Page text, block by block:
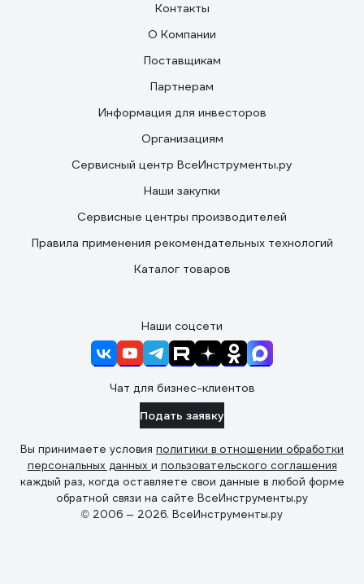
Контакты
О Компании
Поставщикам
Партнерам
Информация для инвесторов
Организациям
Сервисный центр ВсеИнструменты.ру
Наши закупки
Сервисные центры производителей
Правила применения рекомендательных технологий
Каталог товаров
Наши соцсети
Чат для бизнес-клиентов
Подать заявку
Вы принимаете условия политики в отношении обработки
персональных данных и пользовательского соглашения
каждый раз, когда оставляете свои данные в любой форме
обратной связи на сайте ВсеИнструменты.ру
© 2006 — 2026. ВсеИнструменты.ру